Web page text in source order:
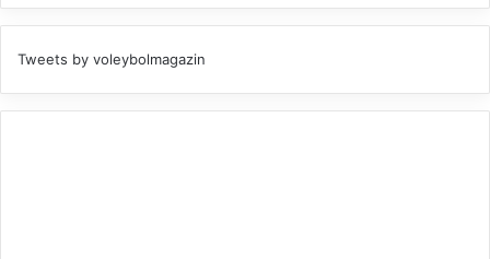
Tweets by voleybolmagazin